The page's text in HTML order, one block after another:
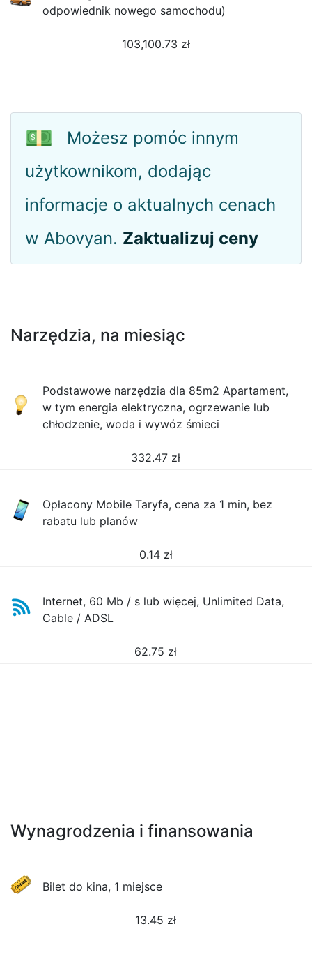
odpowiednik nowego samochodu)
103,100.73 zł
💵
Możesz pomóc innym
użytkownikom, dodając
informacje o aktualnych cenach
w Abovyan. Zaktualizuj ceny
Narzędzia, na miesiąc
Podstawowe narzędzia dla 85m2 Apartament,
w tym energia elektryczna, ogrzewanie lub
chłodzenie, woda i wywóz śmieci
332.47 zł
Opłacony Mobile Taryfa, cena za 1 min, bez
rabatu lub planów
0.14 zł
Internet, 60 Mb / s lub więcej, Unlimited Data,
Cable / ADSL
62.75 zł
Wynagrodzenia i finansowania
Bilet do kina, 1 miejsce
13.45 zł